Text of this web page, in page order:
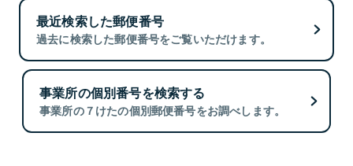
最近検索した郵便番号
過去に検索した郵便番号をご覧いただけます。
事業所の個別番号を検索する
事業所の７けたの個別郵便番号をお調べします。